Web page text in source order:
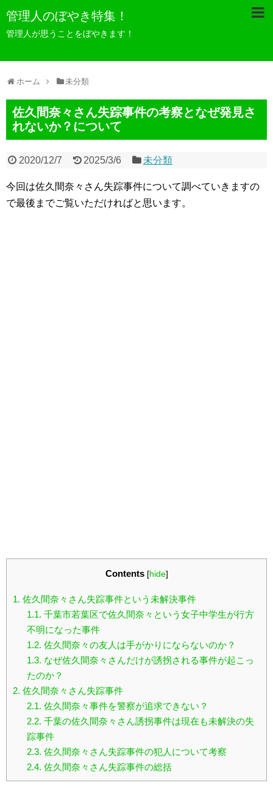
管理人のぼやき特集！
管理人が思うことをぼやきます！
ホーム 未分類
佐久間奈々さん失踪事件の考察となぜ発見さ
れないか？について
2020/12/7 2025/3/6 未分類
今回は佐久間奈々さん失踪事件について調べていきますの
で最後までご覧いただければと思います。
Contents [hide]
1. 佐久間奈々さん失踪事件という未解決事件
1.1. 千葉市若葉区で佐久間奈々という女子中学生が行方
不明になった事件
1.2. 佐久間奈々の友人は手がかりにならないのか？
1.3. なぜ佐久間奈々さんだけが誘拐される事件が起こっ
たのか？
2. 佐久間奈々さん失踪事件
2.1. 佐久間奈々事件を警察が追求できない？
2.2. 千葉の佐久間奈々さん誘拐事件は現在も未解決の失
踪事件
2.3. 佐久間奈々さん失踪事件の犯人について考察
2.4. 佐久間奈々さん失踪事件の総括